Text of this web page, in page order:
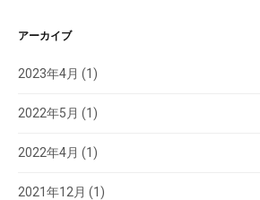
アーカイブ
2023年4月 (1)
2022年5月 (1)
2022年4月 (1)
2021年12月 (1)